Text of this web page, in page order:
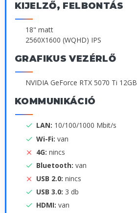
KIJELZŐ, FELBONTÁS
18" matt
2560X1600 (WQHD) IPS
GRAFIKUS VEZÉRLŐ
NVIDIA GeForce RTX 5070 Ti 12GB
KOMMUNIKÁCIÓ
LAN: 10/100/1000 Mbit/s
Wi-Fi: van
4G: nincs
Bluetooth: van
USB 2.0: nincs
USB 3.0: 3 db
HDMI: van